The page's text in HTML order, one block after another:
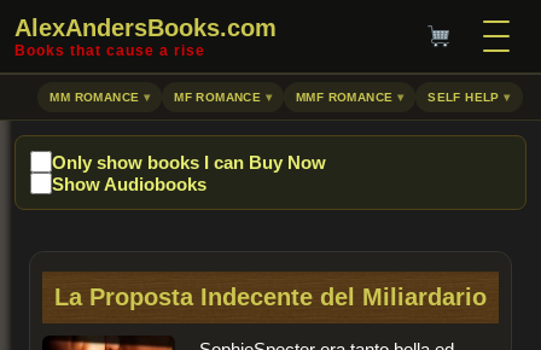
AlexAndersBooks.com
Books that cause a rise
MM ROMANCE MF ROMANCE MMF ROMANCE SELF HELP
Only show books I can Buy Now
Show Audiobooks
La Proposta Indecente del Miliardario